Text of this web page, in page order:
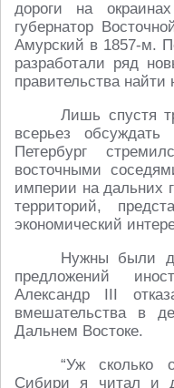
дороги на
губернатор
Амурский в 1857-м.
разработали ряд
правительства найти
Лишь спустя
всерьез
Петербург
восточными
империи на дальних
территорий,
экономический
Нужны были
предложений
Александр III
вмешательства в
Дальнем Востоке.
“Уж сколько
Сибири я читал и